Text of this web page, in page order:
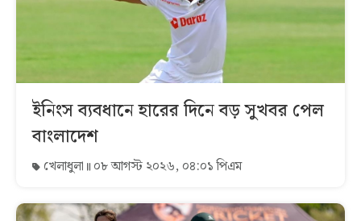
ইনিংস ব্যবধানে হারের দিনে বড় সুখবর পেল
বাংলাদেশ
খেলাধুলা ০৮ আগস্ট ২০২৬, ০৪:০১ পিএম